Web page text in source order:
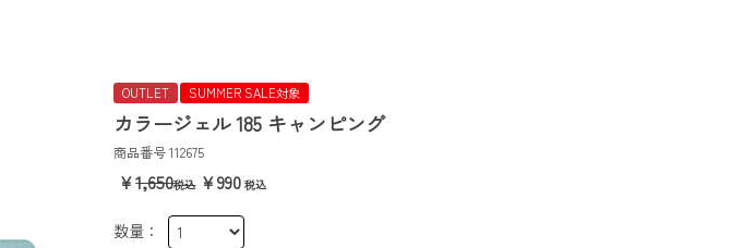
OUTLET SUMMER SALE対象
カラージェル 185 キャンピング
商品番号112675
1,650 990